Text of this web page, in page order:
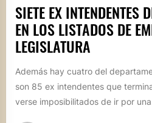
SIETE EX INTENDENTES
EN LOS LISTADOS DE
LEGISLATURA
Además hay cuatro del
son 85 ex intendentes que
verse imposibilitados de ir por